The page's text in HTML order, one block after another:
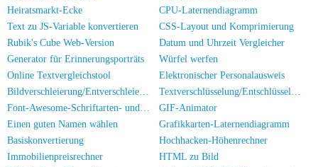
Heiratsmarkt-Ecke
CPU-Laternendiagramm
Text zu JS-Variable konvertieren
CSS-Layout und Komprimierung
Rubik's Cube Web-Version
Datum und Uhrzeit Vergleicher
Generator für Erinnerungsporträts
Würfel werfen
Online Textvergleichstool
Elektronischer Personalausweis
Bildverschleierung/Entverschleierung
Textverschlüsselung/Entschlüsselung
Font-Awesome-Schriftarten- und Symbolbibliothek
GIF-Animator
Einen guten Namen wählen
Grafikkarten-Laternendiagramm
Basiskonvertierung
Hochhacken-Höhenrechner
Immobilienpreisrechner
HTML zu Bild